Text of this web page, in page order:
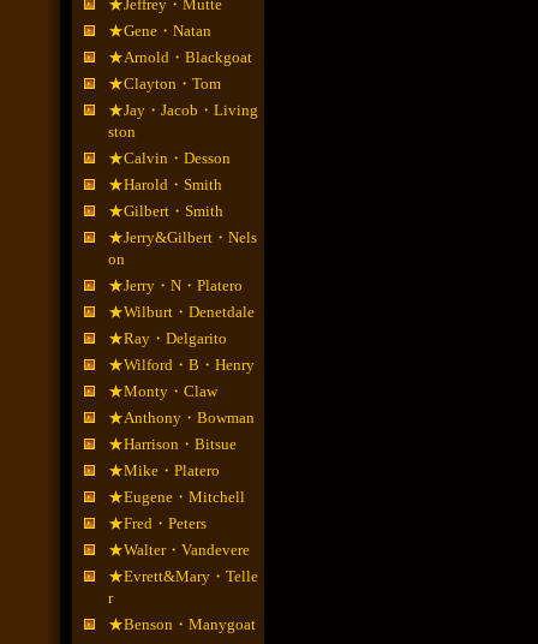
★Jeffrey・Mutte
★Gene・Natan
★Arnold・Blackgoat
★Clayton・Tom
★Jay・Jacob・Living
ston
★Calvin・Desson
★Harold・Smith
★Gilbert・Smith
★Jerry&Gilbert・Nels
on
★Jerry・N・Platero
★Wilburt・Denetdale
★Ray・Delgarito
★Wilford・B・Henry
★Monty・Claw
★Anthony・Bowman
★Harrison・Bitsue
★Mike・Platero
★Eugene・Mitchell
★Fred・Peters
★Walter・Vandevere
★Evrett&Mary・Telle
r
★Benson・Manygoat